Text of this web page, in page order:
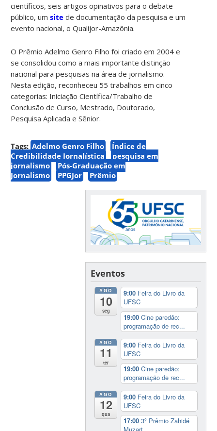
científicos, seis artigos opinativos para o debate
público, umsite de documentação da pesquisa e um
evento nacional, o Qualijor-Amazônia.
O Prêmio Adelmo Genro Filho foi criado em 2004 e
se consolidou como a mais importante distinção
nacional para pesquisas na área de jornalismo.
Nesta edição, reconheceu 55 trabalhos em cinco
categorias: Iniciação Científica/Trabalho de
Conclusão de Curso, Mestrado, Doutorado,
Pesquisa Aplicada e Sênior.
Tags: Adelmo Genro Filho
Índice de
Credibilidade Jornalística
pesquisa em
jornalismo
Pós-Graduação em
Jornalismo
PPGJor Prêmio
Eventos
AGO
10
seg
9:00 Feira do Livro da
UFSC
19:00Cine paredão:
programação de rec...
AGO
11
ter
9:00 Feira do Livro da
UFSC
19:00Cine paredão:
programação de rec...
AGO
12
qua
9:00 Feira do Livro da
UFSC
17:003º Prêmio Zahidé